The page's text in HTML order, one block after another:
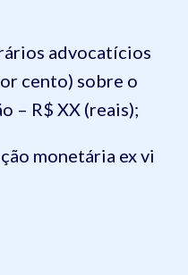
advocatícios
cento) sobre o
– R$ XX (reais);
monetária ex vi